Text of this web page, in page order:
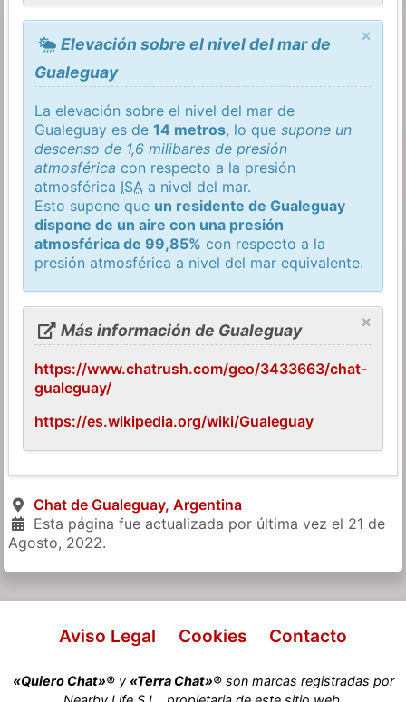
×
Elevación sobre el nivel del mar de
Gualeguay
La elevación sobre el nivel del mar de
Gualeguay es de14 metros, lo quesupone un
descenso de 1,6 milibares de presión
atmosférica con respecto a la presión
atmosférica ISA a nivel del mar.
Esto supone que un residente de Gualeguay
dispone de un aire con una presión
atmosférica de 99,85% con respecto a la
presión atmosférica a nivel del mar equivalente.
×
Más información de Gualeguay
https://www.chatrush.com/geo/3433663/chat-
gualeguay/
https://es.wikipedia.org/wiki/Gualeguay
Chat de Gualeguay, Argentina
Esta página fue actualizada por última vez el 21 de
Agosto, 2022.
Aviso Legal Cookies Contacto
«Quiero Chat»®y «Terra Chat»®son marcas registradas por